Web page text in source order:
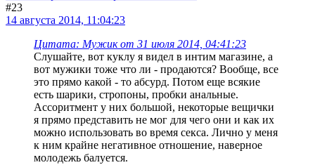
#23
14 августа 2014, 11:04:23
Цитата: Мужик от 31 июля 2014, 04:41:23
Слушайте, вот куклу я видел в интим магазине, а
вот мужики тоже что ли - продаются? Вообще, все
это прямо какой - то абсурд. Потом еще всякие
есть шарики, стропоны, пробки анальные.
Ассоритмент у них большой, некоторые вещички
я прямо представить не мог для чего они и как их
можно использовать во время секса. Лично у меня
к ним крайне негативное отношение, наверное
молодежь балуется.